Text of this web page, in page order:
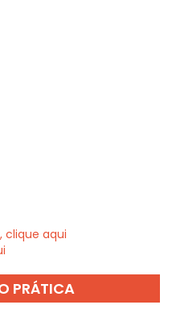
clique aqui
PRÁTICA